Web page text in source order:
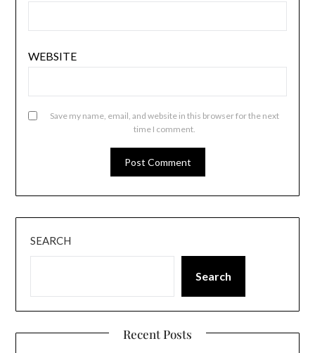
WEBSITE
Save my name, email, and website in this browser for the next
time I comment.
SEARCH
Search
Recent Posts